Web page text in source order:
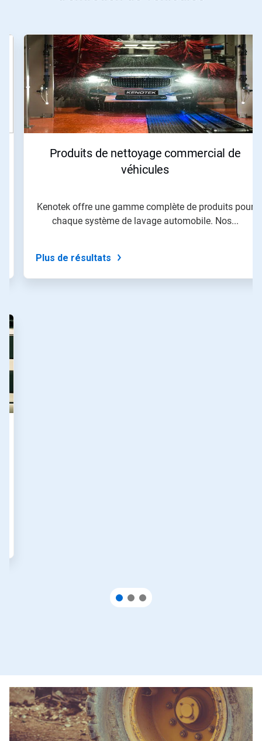
Ceci
carrousel.
Utilisez
boutons
Page
suivante
diapo
des
points.
Produits de nettoyage commercial de
véhicules
Kenotek offre une gamme complète de produits pour
chaque système de lavage automobile. Nos...
Plus de résultats